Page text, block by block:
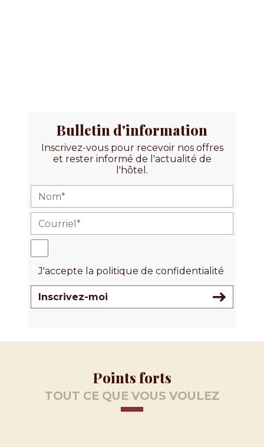
Bulletin d'information
Inscrivez-vous pour recevoir nos offres
et rester informé de l'actualité de
l'hôtel.
J'accepte la politique de confidentialité
Inscrivez-moi
Points forts
TOUT CE QUE VOUS VOULEZ